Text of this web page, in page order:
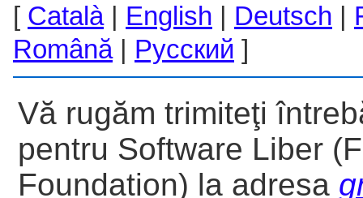
[ Català English Deutsch
Română
Русский ]
Vă rugăm trimiteţi
pentru Software Liber
Foundation) la adresa